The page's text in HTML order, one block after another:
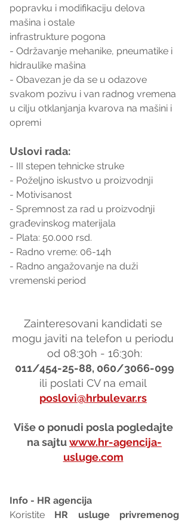
popravku i modifikaciju delova
mašina i ostale
infrastrukture pogona
- Održavanje mehanike, pneumatike i
hidraulike mašina
- Obavezan je da se u odazove
svakom pozivu i van radnog vremena
u cilju otklanjanja kvarova na mašini i
opremi
Uslovi rada:
- III stepen tehnicke struke
- Poželjno iskustvo u proizvodnji
- Motivisanost
- Spremnost za rad u proizvodnji
građevinskog materijala
- Plata: 50.000 rsd.
- Radno vreme: 06-14h
- Radno angažovanje na duži
vremenski period
Zainteresovani kandidati se
mogu javiti na telefon u periodu
od 08:30h - 16:30h:
011/454-25-88, 060/3066-099
ili poslati CV na email
poslovi@hrbulevar.rs
Više o ponudi posla pogledajte
na sajtu www.hr-agencija-
usluge.com
Info - HR agencija
Koristite HR usluge privremenog